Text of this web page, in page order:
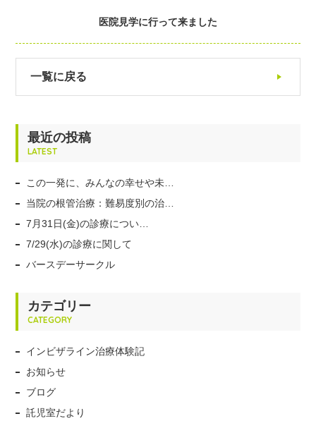
医院見学に行って来ました
一覧に戻る
最近の投稿
LATEST
この一発に、みんなの幸せや未…
当院の根管治療：難易度別の治…
7月31日(金)の診療につい…
7/29(水)の診療に関して
バースデーサークル
カテゴリー
CATEGORY
インビザライン治療体験記
お知らせ
ブログ
託児室だより